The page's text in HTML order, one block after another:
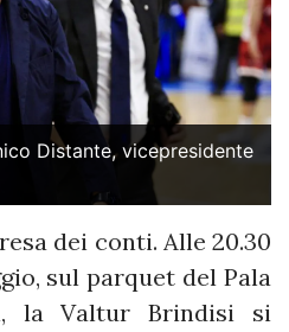
Distante, vicepresidente
dei conti. Alle 20.30
sul parquet del Pala
la Valtur Brindisi si